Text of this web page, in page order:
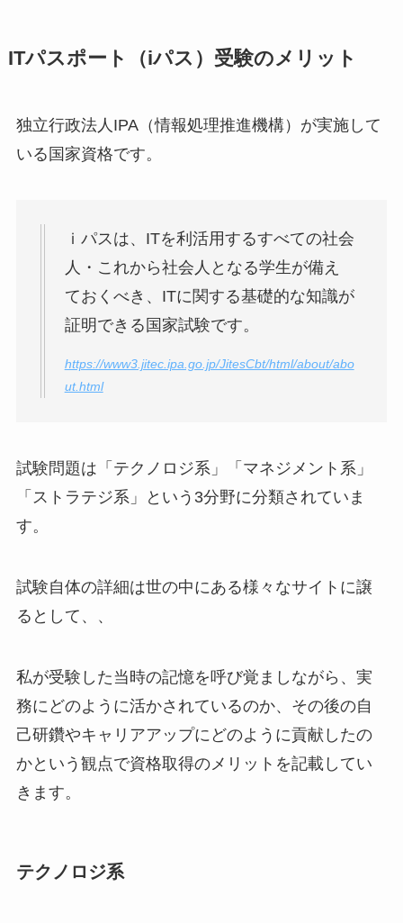
ITパスポート（iパス）受験のメリット
独立行政法人IPA（情報処理推進機構）が実施して
いる 国家資格です。
ｉパスは、ITを利活用するすべての社会
人・これから社会人となる学生が備え
ておくべき、ITに関する基礎的な知識が
証明できる国家試験です。
https://www3.jitec.ipa.go.jp/JitesCbt/html/about/abo
ut.html
試験問題は「テクノロジ系」「マネジメント系」
「ストラテジ系」という3分野に分類されていま
す。
試験自体の詳細は世の中にある様々なサイトに譲
るとして、、
私が受験した当時の記憶を呼び覚ましながら、 実
務にどのように活かされているのか、その後の自
己研鑽やキャリアアップにどのように貢献したの
かという観点で資格取得のメリットを記載してい
きます。
テクノロジ系